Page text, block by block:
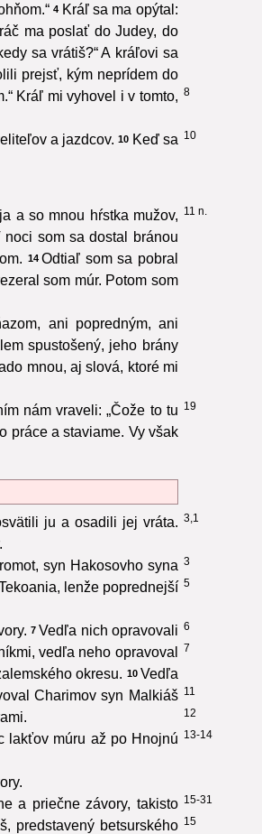
4 Kráľ sa ma opýtal:
ma poslať do Judey, do
sa vrátiš?“ A kráľovi sa
prejsť, kým neprídem do
8
Kráľ mi vyhovel i v tomto,
a jazdcov. 10 10
Keď sa
11 n.
a so mnou hŕstka mužov,
noci som sa dostal bránou
14 Odtiaľ som sa pobral
som múr. Potom som
ani popredným, ani
spustošený, jeho brány
mnou, aj slová, ktoré mi
19
nám vraveli: „Čože to tu
práce a staviame. Vy však
3,1
ju a osadili jej vráta.
3
syn Hakosovho syna
5
lenže poprednejší
6
7
7
Vedľa nich opravovali
vedľa neho opravoval
okresu. 10 Vedľa
11
Charimov syn Malkiáš
12
13-14
lakťov múru až po Hnojnú
15-31
15
a priečne závory, takisto
predstavený betsurského